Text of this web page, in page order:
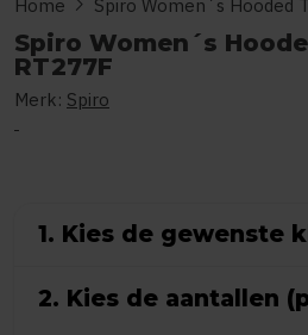
Home Spiro Women´s Hooded
Spiro Women´s
RT277F
Merk: Spiro
1. Kies de gewenste
2. Kies de aantallen